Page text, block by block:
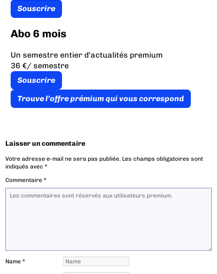
Souscrire
Abo 6 mois
Un semestre entier d’actualités premium
36 €/ semestre
Souscrire
Trouve l’offre prémium qui vous correspond
Laisser un commentaire
Votre adresse e-mail ne sera pas publiée. Les champs obligatoires sont
indiqués avec*
Commentaire*
Name*